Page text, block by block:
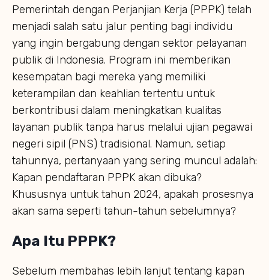
Pemerintah dengan Perjanjian Kerja (PPPK) telah
menjadi salah satu jalur penting bagi individu
yang ingin bergabung dengan sektor pelayanan
publik di Indonesia. Program ini memberikan
kesempatan bagi mereka yang memiliki
keterampilan dan keahlian tertentu untuk
berkontribusi dalam meningkatkan kualitas
layanan publik tanpa harus melalui ujian pegawai
negeri sipil (PNS) tradisional. Namun, setiap
tahunnya, pertanyaan yang sering muncul adalah:
Kapan pendaftaran PPPK akan dibuka?
Khususnya untuk tahun 2024, apakah prosesnya
akan sama seperti tahun-tahun sebelumnya?
Apa Itu PPPK?
Sebelum membahas lebih lanjut tentang kapan